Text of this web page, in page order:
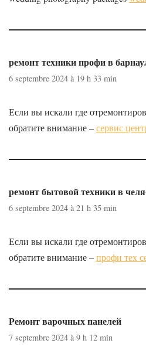
ремонт техники профи в
6 septembre 2024 à 19 h 33 min
Если вы искали где
обратите внимание –сервис
ремонт бытовой техники в
6 septembre 2024 à 21 h 35 min
Если вы искали где
обратите внимание –профи тех
Ремонт варочных панелей
7 septembre 2024 à 9 h 12 min